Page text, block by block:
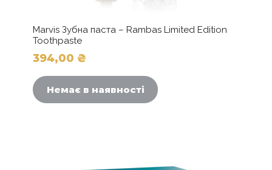
Marvis Зубна паста – Rambas Limited Edition
Toothpaste
394,00 ₴
Немає в наявності